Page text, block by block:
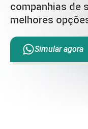
companhias de
melhores
Simular agora